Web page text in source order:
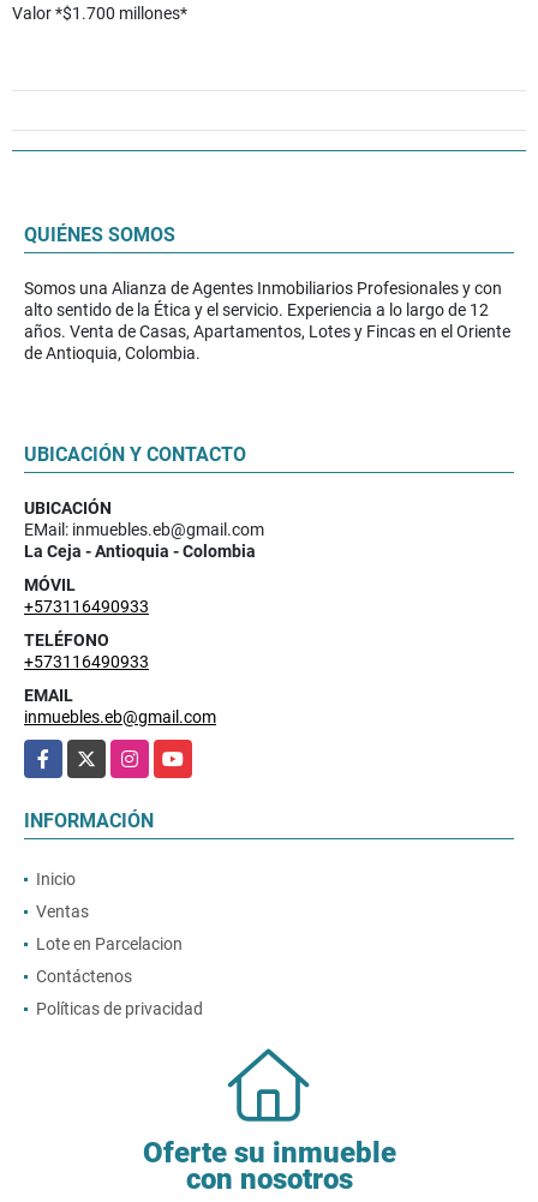
Valor *$1.700 millones*
QUIÉNES SOMOS
Somos una Alianza de Agentes Inmobiliarios Profesionales y con
alto sentido de la Ética y el servicio. Experiencia a lo largo de 12
años. Venta de Casas, Apartamentos, Lotes y Fincas en el Oriente
de Antioquia, Colombia.
UBICACIÓN Y CONTACTO
UBICACIÓN
EMail: inmuebles.eb@gmail.com
La Ceja - Antioquia - Colombia
MÓVIL
+573116490933
TELÉFONO
+573116490933
EMAIL
inmuebles.eb@gmail.com
Facebook
InstagramYouTube
INFORMACIÓN
Inicio
Ventas
Lote en Parcelacion
Contáctenos
Políticas de privacidad
Oferte su inmueble
con nosotros